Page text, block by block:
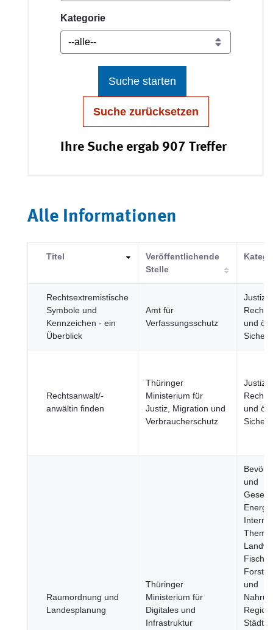
Kategorie
Suche starten
Suche zurücksetzen
Ihre Suche ergab 907 Treffer
Alle Informationen
Titel
Veröffentlichende
Stelle
Rechtsextremistische
Symbole und
Kennzeichen - ein
Überblick
Amt für
Verfassungsschutz
Justiz,
und
Rechtsanwalt/-
anwältin finden
Thüringer
Ministerium für
Justiz, Migration und
Verbraucherschutz
Justiz,
und
Raumordnung und
Landesplanung
Thüringer
Ministerium für
Digitales und
Infrastruktur
und
und
Städte,